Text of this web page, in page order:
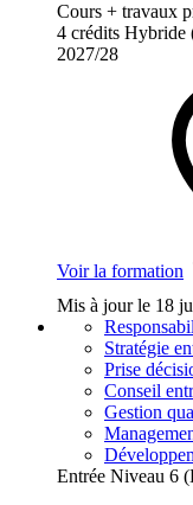
Cours + travaux
4 crédits Hybride
2027/28
Voir la formation
Mis à jour le 18
Stratégie
Prise
Conseil
Gestion
Entrée Niveau 6